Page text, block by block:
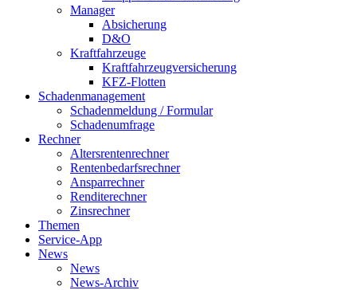
Manager
Absicherung
D&O
Kraftfahrzeuge
Kraftfahrzeugversicherung
KFZ-Flotten
Schadenmanagement
Schadenmeldung / Formular
Schadenumfrage
Rechner
Altersrentenrechner
Rentenbedarfsrechner
Ansparrechner
Renditerechner
Zinsrechner
Themen
Service-App
News
News
News-Archiv